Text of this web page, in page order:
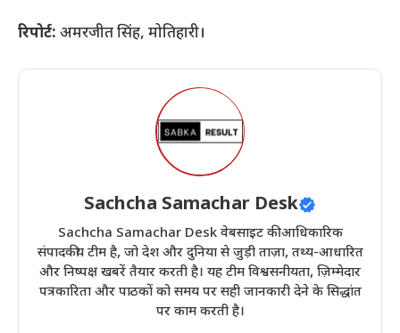
रिपोर्ट: अमरजीत सिंह, मोतिहारी।
Sachcha Samachar Desk
Sachcha Samachar Desk वेबसाइट की आधिकारिक
संपादकीय टीम है, जो देश और दुनिया से जुड़ी ताज़ा, तथ्य-आधारित
और निष्पक्ष खबरें तैयार करती है। यह टीम विश्वसनीयता, ज़िम्मेदार
पत्रकारिता और पाठकों को समय पर सही जानकारी देने के सिद्धांत
पर काम करती है।